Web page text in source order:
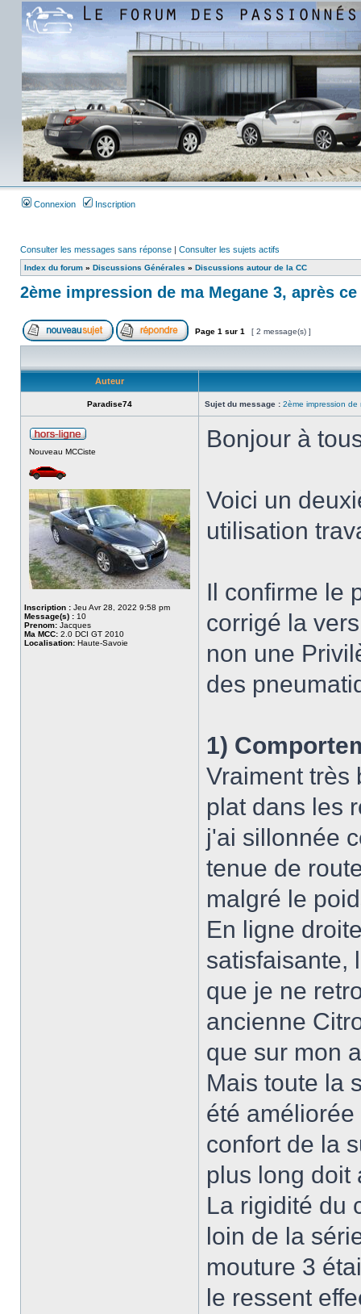
Connexion Inscription
Consulter les messages sans réponse | Consulter les sujets actifs
Index du forum » Discussions Générales » Discussions autour de la CC
2ème impression de ma Megane 3, après
Page 1 sur 1 [ 2 message(s) ]
Auteur
Paradise74 Sujet du message : 2ème impression
Nouveau MCCiste
Inscription : Jeu Avr 28, 2022 9:58 pm
Message(s) : 10
Prenom: Jacques
Ma MCC: 2.0 DCI GT 2010
Localisation: Haute-Savoie
Bonjour à
Voici un
utilisation
Il confirme le
corrigé la
non une
des
1)
Vraiment très
plat dans les
j'ai sillonnée
tenue de
malgré le
En ligne
satisfaisante,
que je ne
ancienne
que sur mon
Mais toute la
été
confort de la
plus long doit
La rigidité du
loin de la
mouture 3
le ressent